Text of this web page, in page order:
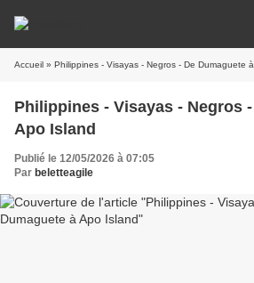
Accueil » Philippines - Visayas - Negros - De Dumaguete
Philippines - Visayas - Negros
Apo Island
Publié le 12/05/2026 à 07:05
Par beletteagile